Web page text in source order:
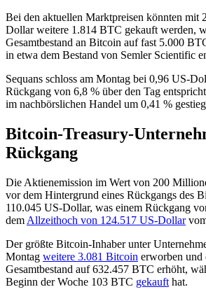
Bei den aktuellen Marktpreisen könnten mit
Dollar weitere 1.814 BTC gekauft werden,
Gesamtbestand an Bitcoin auf fast 5.000
in etwa dem Bestand von Semler Scientific
Sequans schloss am Montag bei 0,96 US-
Rückgang von 6,8 % über den Tag
im nachbörslichen Handel um 0,41 %
Bitcoin-Treasury-
Rückgang
Die Aktienemission im Wert von 200
vor dem Hintergrund eines Rückgangs des
110.045 US-Dollar, was einem Rückgang
dem Allzeithoch von 124.517 US-Dollar
Der größte Bitcoin-Inhaber unter
Montag weitere 3.081 Bitcoin erworben und
Gesamtbestand auf 632.457 BTC erhöht,
Beginn der Woche 103 BTC gekauft hat.